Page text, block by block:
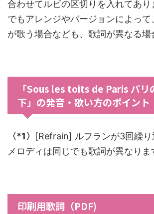
合わせてルビの区切りを入れてあ
でもアレンジやバージョンによっ
が歌う場合なども、歌詞が異なる場
「Sous les toits de Paris パリ
下」の発音・歌い方のポイント
〈*1〉 [Refrain] ルフランが3回繰り
メロディは同じでも歌詞が異なりま
印刷用歌詞（PDF)